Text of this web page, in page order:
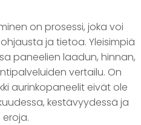
on prosessi, joka voi
ja tietoa. Yleisimpiä
paneelien laadun, hinnan,
vertailu. On
aurinkopaneelit eivät ole
kestävyydessä ja